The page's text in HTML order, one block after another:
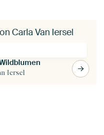
Carla Van Iersel
Iersel